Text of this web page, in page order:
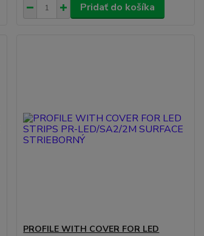
Pridať do košíka
PROFILE WITH COVER FOR LED